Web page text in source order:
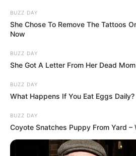
BUZZ DAY
She Chose To Remove The Tattoos
Now
BUZZ DAY
She Got A Letter From Her Dead
BUZZ DAY
What Happens If You Eat Eggs
BUZZ DAY
Coyote Snatches Puppy From Yard